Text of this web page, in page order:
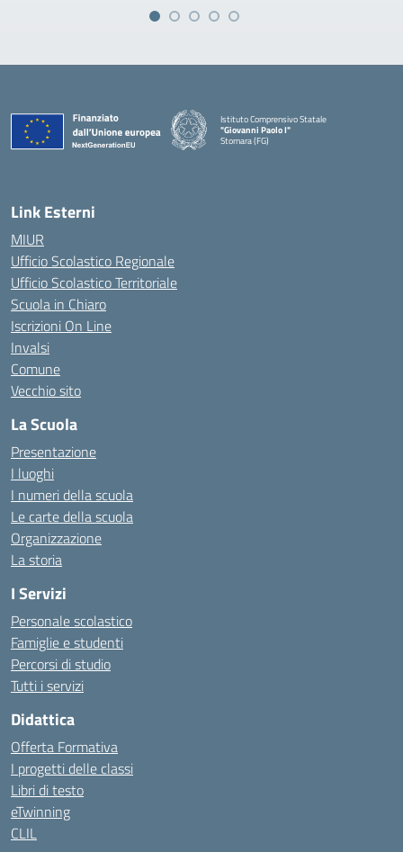
Istituto Comprensivo Statale
"Giovanni Paolo I"
Stornara (FG)
Link Esterni
MIUR
Ufficio Scolastico Regionale
Ufficio Scolastico Territoriale
Scuola in Chiaro
Iscrizioni On Line
Invalsi
Comune
Vecchio sito
La Scuola
Presentazione
I luoghi
I numeri della scuola
Le carte della scuola
Organizzazione
La storia
I Servizi
Personale scolastico
Famiglie e studenti
Percorsi di studio
Tutti i servizi
Didattica
Offerta Formativa
I progetti delle classi
Libri di testo
eTwinning
CLIL